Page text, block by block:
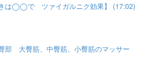
は◯◯で ツァイガルニク効果】 (17:02)
部 大臀筋、中臀筋、小臀筋のマッサー